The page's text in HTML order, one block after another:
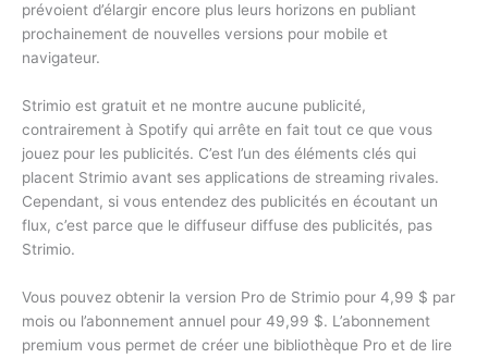
prévoient d’élargir encore plus leurs horizons en publiant
prochainement de nouvelles versions pour mobile et
navigateur.
Strimio est gratuit et ne montre aucune publicité,
contrairement à Spotify qui arrête en fait tout ce que vous
jouez pour les publicités. C’est l’un des éléments clés qui
placent Strimio avant ses applications de streaming rivales.
Cependant, si vous entendez des publicités en écoutant un
flux, c’est parce que le diffuseur diffuse des publicités, pas
Strimio.
Vous pouvez obtenir la version Pro de Strimio pour 4,99 $ par
mois ou l’abonnement annuel pour 49,99 $. L’abonnement
premium vous permet de créer une bibliothèque Pro et de lire